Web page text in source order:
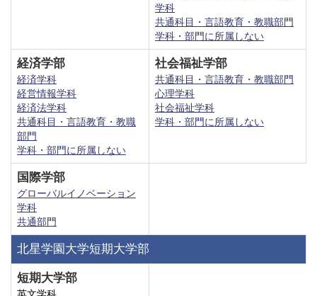
学科
共通科目・言語教育・教職部門
学科・部門に所属しない
経済学部
経済学科
経営情報学科
経済法学科
共通科目・言語教育・教職
部門
学科・部門に所属しない
社会福祉学部
共通科目・言語教育・教職部門
心理学科
社会福祉学科
学科・部門に所属しない
国際学部
グローバルイノベーション
学科
共通部門
北星学園大学短期大学部
短期大学部